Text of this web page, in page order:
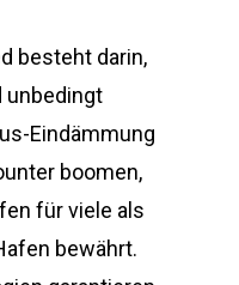
besteht darin,
unbedingt
Eindämmung
boomen,
für viele als
bewährt.